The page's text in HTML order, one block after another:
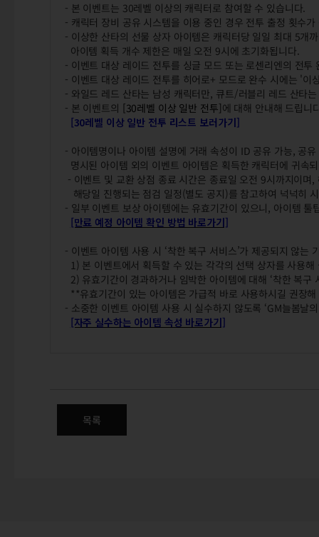
- 본 이벤트는 30레벨 이상의 캐릭터로 참여할 수 있습니다.
- 캐릭터 장비 공유 시스템을 이용 중인 경우 전투 출정 횟수
- 이상한 산타의 선물 상자 아이템은 캐릭터당 일일 최대 5개
아이템 획득 개수 제한은 매일 오전 9시에 초기화됩니다.
- 이벤트 대상 레이드 전투를 싱글 모드 또는 로센리엔의 전
- 이벤트 대상 레이드 전투를 히어로+ 모드로 완수 시에는 '이
- 와일드 레드 산타는 남성 캐릭터만, 큐트/러블리 레드 산타
- 본 이벤트의 [30레벨 이상 일반 전투]에 대해 안내해 드립니
[30레벨 이상 일반 전투 리스트 보러가기]
- 아이템명이나 아이템 설명에 거래 속성이 ID 공유 가능, 공
명시된 아이템 외의 이벤트 아이템은 획득한 캐릭터에 귀속
- 이벤트 및 교환 상점 종료 시간은 종료일 오전 9시까지이
해당일 진행되는 점검 일정(별도 공지)를 참고하여 넉넉히
- 일부 이벤트 보상 아이템에는 유효기간이 있으니, 아이템
[만료 예정 아이템 확인 방법 바로가기]
- 이벤트 아이템 사용 시 ‘착한 복구 서비스’가 제공되지 않는
1) 본 이벤트에서 획득할 수 있는 각각의 선택 상자를 사용
2) 유효기간이 경과하거나 임박한 아이템에 대해 ‘착한 복
**유효기간이 있는 아이템은 가급적 바로 사용하시길 권장
- 소중한 이벤트 아이템 사용 시 실수하지 않도록 ‘GM늘봄날
[자주 실수하는 아이템 속성 바로가기]
목록